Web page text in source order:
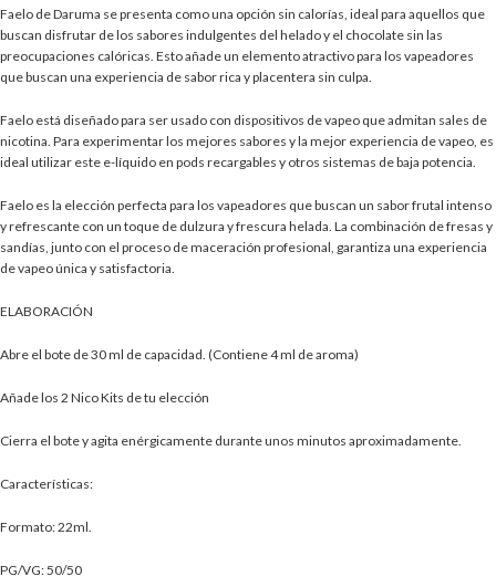
Faelo de Daruma se presenta como una opción sin calorías, ideal para aquellos que
buscan disfrutar de los sabores indulgentes del helado y el chocolate sin las
preocupaciones calóricas. Esto añade un elemento atractivo para los vapeadores
que buscan una experiencia de sabor rica y placentera sin culpa.
Faelo está diseñado para ser usado con dispositivos de vapeo que admitan sales de
nicotina. Para experimentar los mejores sabores y la mejor experiencia de vapeo, es
ideal utilizar este e-líquido en pods recargables y otros sistemas de baja potencia.
Faelo es la elección perfecta para los vapeadores que buscan un sabor frutal intenso
y refrescante con un toque de dulzura y frescura helada. La combinación de fresas y
sandías, junto con el proceso de maceración profesional, garantiza una experiencia
de vapeo única y satisfactoria.
ELABORACIÓN
Abre el bote de 30 ml de capacidad. (Contiene 4 ml de aroma)
Añade los 2 Nico Kits de tu elección
Cierra el bote y agita enérgicamente durante unos minutos aproximadamente.
Características:
Formato: 22ml.
PG/VG: 50/50